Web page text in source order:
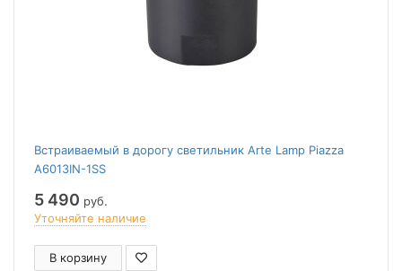
Встраиваемый в дорогу светильник Arte Lamp Piazza
A6013IN-1SS
5 490 руб.
Уточняйте наличие
В корзину